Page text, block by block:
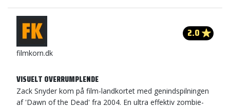
filmkorn.dk
2.0
VISUELT OVERRUMPLENDE
Zack Snyder kom på film-landkortet med genindspilningen
af 'Dawn of the Dead' fra 2004. En ultra effektiv zombie-